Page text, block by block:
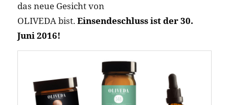
das neue Gesicht von
OLIVEDA bist. Einsendeschluss ist der 30.
Juni 2016!